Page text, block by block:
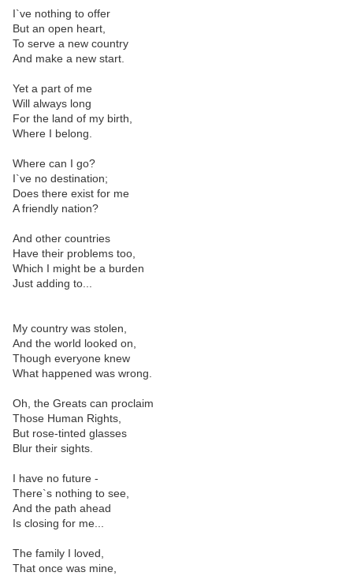
I`ve nothing to offer
But an open heart,
To serve a new country
And make a new start.
Yet a part of me
Will always long
For the land of my birth,
Where I belong.
Where can I go?
I`ve no destination;
Does there exist for me
A friendly nation?
And other countries
Have their problems too,
Which I might be a burden
Just adding to...
My country was stolen,
And the world looked on,
Though everyone knew
What happened was wrong.
Oh, the Greats can proclaim
Those Human Rights,
But rose-tinted glasses
Blur their sights.
I have no future -
There`s nothing to see,
And the path ahead
Is closing for me...
The family I loved,
That once was mine,